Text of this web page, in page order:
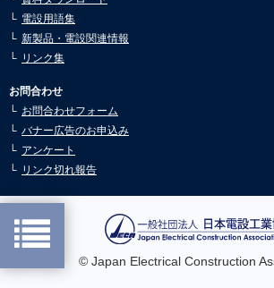
2025.05.02
市況動向4月号を公開しました。
2025.03.10
2025.03.10
市況動向2月号を公開しました。
市況動向12月号を公開しました。
2024.11.18
市況動向11月号を公開しました。
電設用語集
新製品・電設関連情報
リンク集
お問合わせ
お問合わせフォーム
バナー広告のお申込み
アンケート
リンク切れ報告
© Japan Electrical Construction